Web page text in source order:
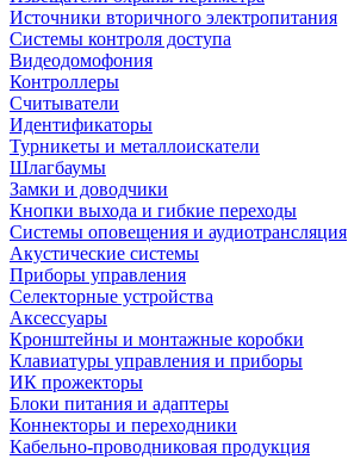
Источники вторичного электропитания
Системы контроля доступа
Видеодомофония
Контроллеры
Считыватели
Идентификаторы
Турникеты и металлоискатели
Шлагбаумы
Замки и доводчики
Кнопки выхода и гибкие переходы
Системы оповещения и аудиотрансляция
Акустические системы
Приборы управления
Селекторные устройства
Аксессуары
Кронштейны и монтажные коробки
Клавиатуры управления и приборы
ИК прожекторы
Блоки питания и адаптеры
Коннекторы и переходники
Кабельно-проводниковая продукция